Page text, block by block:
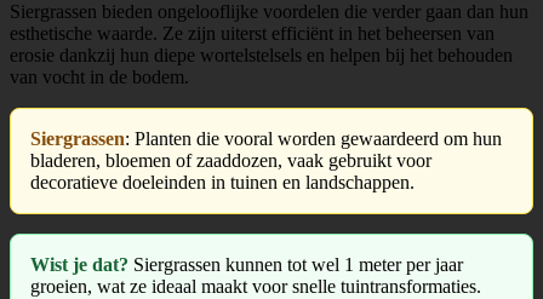
Siergrassen bieden ongelooflijke voordelen die verder gaan dan hun
esthetische waarde. Ze zijn uiterst efficiënt in het beheersen van
erosie dankzij hun diepe wortelstelsels en helpen bij het behouden
van vocht in de bodem.
Siergrassen: Planten die vooral worden gewaardeerd om hun
bladeren, bloemen of zaaddozen, vaak gebruikt voor
decoratieve doeleinden in tuinen en landschappen.
Wist je dat? Siergrassen kunnen tot wel 1 meter per jaar
groeien, wat ze ideaal maakt voor snelle tuintransformaties.